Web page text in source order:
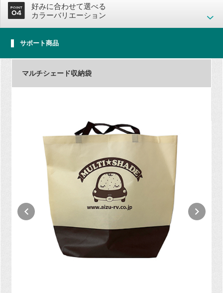
好みに合わせて選べる
カラーバリエーション
サポート商品
マルチシェード収納袋